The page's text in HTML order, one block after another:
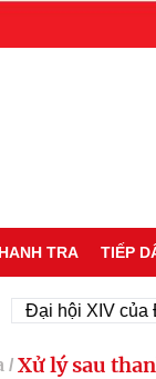
TRA TIẾP
hội XIV của Đảng
/ Xử lý sau